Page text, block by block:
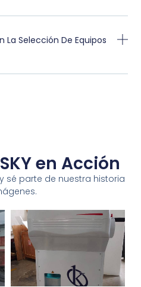
La Selección De Equipos
en Acción
sé parte de nuestra historia